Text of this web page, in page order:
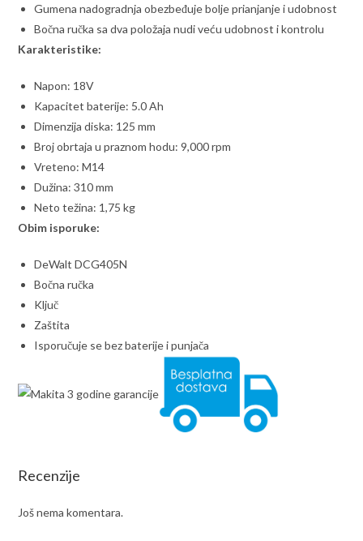
Gumena nadogradnja obezbeđuje bolje prianjanje i udobnost
Bočna ručka sa dva položaja nudi veću udobnost i kontrolu
Karakteristike:
Napon: 18V
Kapacitet baterije: 5.0 Ah
Dimenzija diska: 125 mm
Broj obrtaja u praznom hodu: 9,000 rpm
Vreteno: M14
Dužina: 310 mm
Neto težina: 1,75 kg
Obim isporuke:
DeWalt DCG405N
Bočna ručka
Ključ
Zaštita
Isporučuje se bez baterije i punjača
Recenzije
Još nema komentara.